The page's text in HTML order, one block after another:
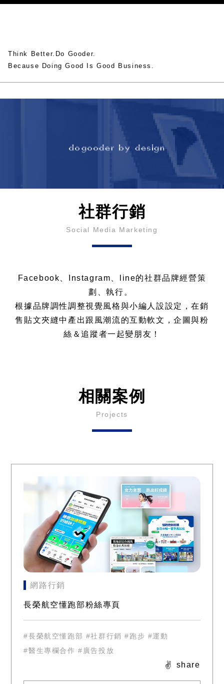
Think Better.Do Gooder.
Because Doing Good Is Good Business.
社群行銷
Social Media Marketing
Facebook、Instagram、line的社群品牌經營策
劃、執行。
根據品牌調性調整視覺風格與小編人設設定，在銷
售貼文夾縫中產出跟風潮流的互動軟文，企圖與粉
絲＆追蹤者一起變朋友！
相關案例
Projects
網路行銷
長榮航空懂跑部粉絲專頁
#長榮航空懂跑部 #社群行銷 #跑步 #運動
#醫生專欄合作 #廣告投放
share